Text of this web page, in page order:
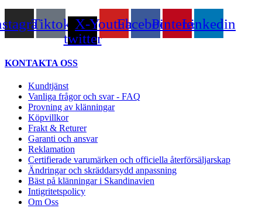
Tiktok X-
twitter
YoutubeFacebookPinterestLinkedin
KONTAKTA OSS
Kundtjänst
Vanliga frågor och svar - FAQ
Provning av klänningar
Köpvillkor
Frakt & Returer
Garanti och ansvar
Reklamation
Certifierade varumärken och officiella återförsäljarskap
Ändringar och skräddarsydd anpassning
Bäst på klänningar i Skandinavien
Intigritetspolicy
Om Oss